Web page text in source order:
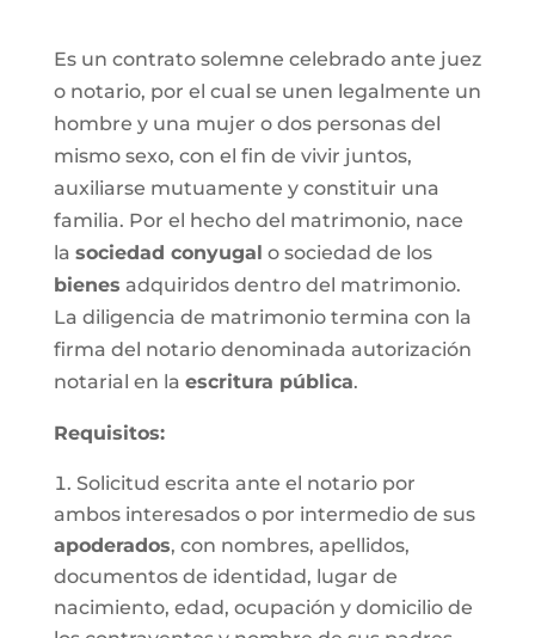
Es un contrato solemne celebrado ante juez
o notario, por el cual se unen legalmente un
hombre y una mujer o dos personas del
mismo sexo, con el fin de vivir juntos,
auxiliarse mutuamente y constituir una
familia. Por el hecho del matrimonio, nace
la sociedad conyugal o sociedad de los
bienes adquiridos dentro del matrimonio.
La diligencia de matrimonio termina con la
firma del notario denominada autorización
notarial en la escritura pública.
Requisitos:
Solicitud escrita ante el notario por
ambos interesados o por intermedio de sus
apoderados, con nombres, apellidos,
documentos de identidad, lugar de
nacimiento, edad, ocupación y domicilio de